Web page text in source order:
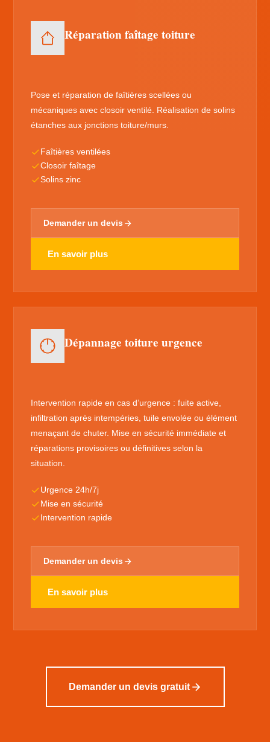
Réparation faîtage toiture
Pose et réparation de faîtières scellées ou
mécaniques avec closoir ventilé. Réalisation de solins
étanches aux jonctions toiture/murs.
Faîtières ventilées
Closoir faîtage
Solins zinc
Demander un devis
En savoir plus
Dépannage toiture urgence
Intervention rapide en cas d’urgence : fuite active,
infiltration après intempéries, tuile envolée ou élément
menaçant de chuter. Mise en sécurité immédiate et
réparations provisoires ou définitives selon la
situation.
Urgence 24h/7j
Mise en sécurité
Intervention rapide
Demander un devis
En savoir plus
Demander un devis gratuit